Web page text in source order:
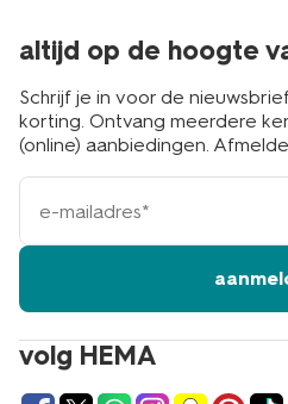
volg HEMA
altijd op de hoogte
Schrijf je in voor de
korting. Ontvang meerdere
(online) aanbiedingen.
e-
mailadres